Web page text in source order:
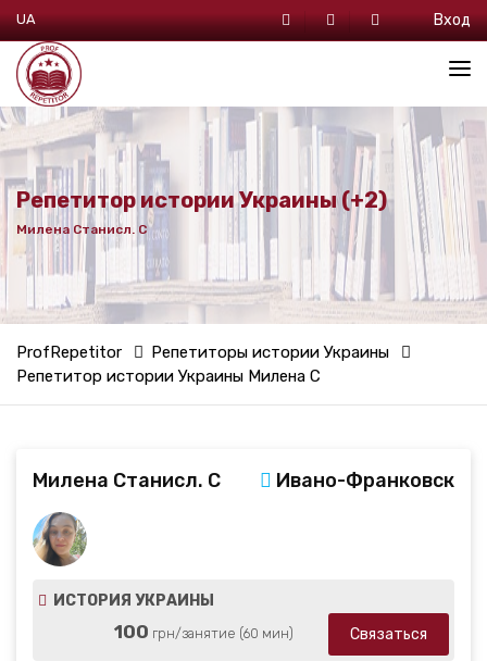
UA Вход
Репетитор истории Украины (+2)
Милена Станисл. С
ProfRepetitor
Репетиторы истории Украины
Репетитор истории Украины Милена С
ProfRepetitor
Репетиторы всемирной истории
Репетитор географии Милена С
Милена Станисл. С Ивано-Франковск
ИСТОРИЯ УКРАИНЫ
100 грн/занятие (60 мин) Связаться